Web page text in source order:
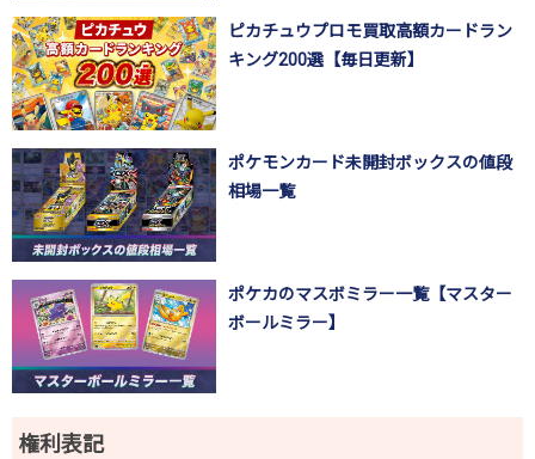
ピカチュウプロモ買取高額カードラン
キング200選【毎日更新】
ポケモンカード未開封ボックスの値段
相場一覧
ポケカのマスボミラー一覧【マスター
ボールミラー】
権利表記